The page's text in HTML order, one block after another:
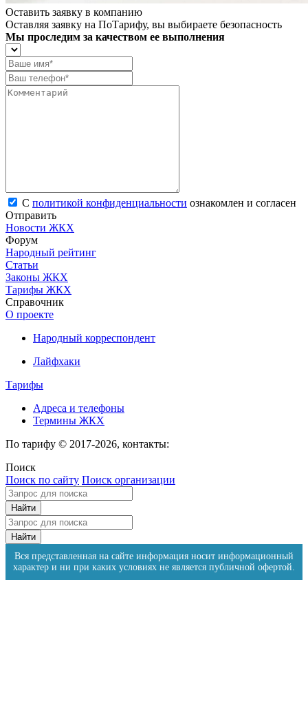
Оставить заявку в компанию
Оставляя заявку на ПоТарифу, вы выбираете безопасность
Мы проследим за качеством ее выполнения
С политикой конфиденциальности ознакомлен и согласен
Отправить
Новости ЖКХ
Форум
Народный рейтинг
Статьи
Законы ЖКХ
Тарифы ЖКХ
Справочник
О проекте
Народный корреспондент
Лайфхаки
Тарифы
Адреса и телефоны
Термины ЖКХ
По тарифу © 2017-2026, контакты:
Поиск
Поиск по сайту Поиск организации
Вся представленная на сайте информация носит информационный
характер и ни при каких условиях не является публичной офертой.